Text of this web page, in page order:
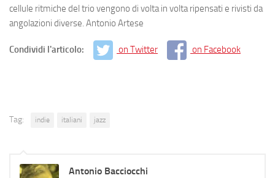
cellule ritmiche del trio vengono di volta in volta ripensati e rivisti da
angolazioni diverse. Antonio Artese
Condividi l'articolo: on Twitter on Facebook
Tag: indie italiani jazz
Antonio Bacciocchi